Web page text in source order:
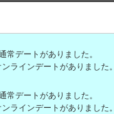
常デートがありました。
ラインデートがありました。
常デートがありました。
ラインデートがありました。